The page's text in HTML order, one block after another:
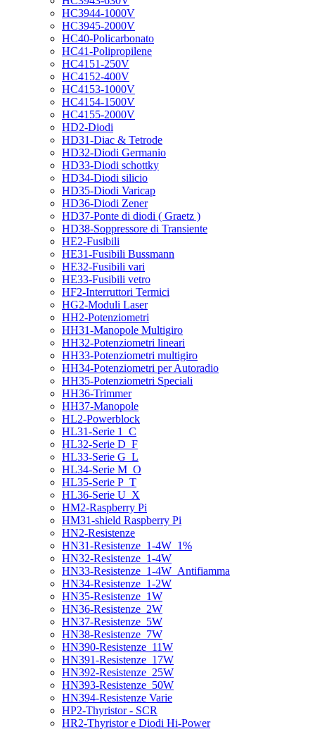
HC3944-1000V
HC3945-2000V
HC40-Policarbonato
HC41-Polipropilene
HC4151-250V
HC4152-400V
HC4153-1000V
HC4154-1500V
HC4155-2000V
HD2-Diodi
HD31-Diac & Tetrode
HD32-Diodi Germanio
HD33-Diodi schottky
HD34-Diodi silicio
HD35-Diodi Varicap
HD36-Diodi Zener
HD37-Ponte di diodi ( Graetz )
HD38-Soppressore di Transiente
HE2-Fusibili
HE31-Fusibili Bussmann
HE32-Fusibili vari
HE33-Fusibili vetro
HF2-Interruttori Termici
HG2-Moduli Laser
HH2-Potenziometri
HH31-Manopole Multigiro
HH32-Potenziometri lineari
HH33-Potenziometri multigiro
HH34-Potenziometri per Autoradio
HH35-Potenziometri Speciali
HH36-Trimmer
HH37-Manopole
HL2-Powerblock
HL31-Serie 1_C
HL32-Serie D_F
HL33-Serie G_L
HL34-Serie M_O
HL35-Serie P_T
HL36-Serie U_X
HM2-Raspberry Pi
HM31-shield Raspberry Pi
HN2-Resistenze
HN31-Resistenze_1-4W_1%
HN32-Resistenze_1-4W
HN33-Resistenze_1-4W_Antifiamma
HN34-Resistenze_1-2W
HN35-Resistenze_1W
HN36-Resistenze_2W
HN37-Resistenze_5W
HN38-Resistenze_7W
HN390-Resistenze_11W
HN391-Resistenze_17W
HN392-Resistenze_25W
HN393-Resistenze_50W
HN394-Resistenze Varie
HP2-Thyristor - SCR
HR2-Thyristor e Diodi Hi-Power